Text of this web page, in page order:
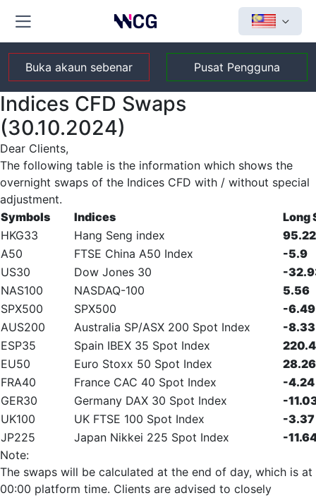
Buka akaun sebenar Pusat Pengguna
Indices CFD Swaps
(30.10.2024)
Dear Clients,
The following table is the information which shows the
overnight swaps of the Indices CFD with / without special
adjustment.
Symbols
Indices
Long
HKG33
Hang Seng index
95.22
A50
FTSE China A50 Index
-5.9
US30
Dow Jones 30
-
NAS100
NASDAQ-100
5.56
SPX500
SPX500
-6.49
AUS200
Australia SP/ASX 200 Spot Index
-8.33
ESP35
Spain IBEX 35 Spot Index
EU50
Euro Stoxx 50 Spot Index
28.26
FRA40
France CAC 40 Spot Index
-4.24
GER30
Germany DAX 30 Spot Index
-
UK100
UK FTSE 100 Spot Index
-3.37
JP225
Japan Nikkei 225 Spot Index
-
Note:
The swaps will be calculated at the end of day, which is at
00:00 platform time. Clients are advised to closely